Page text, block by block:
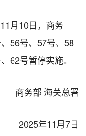
月10日，商务
56号、57号、58
62号暂停实施。
商务部 海关总署
2025年11月7日